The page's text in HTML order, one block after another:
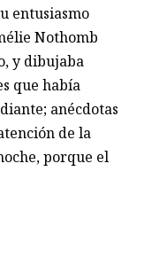
entusiasmo
Nothomb
y dibujaba
que había
anécdotas
de la
porque el